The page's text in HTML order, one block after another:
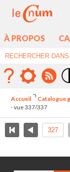
À PROPOS
Accueil Catalogue
- vue 337/337